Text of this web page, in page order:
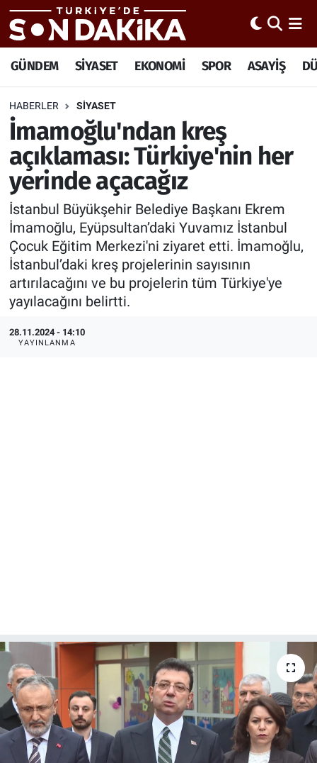
GÜNDEM SİYASET EKONOMİ SPOR ASAYİŞ
HABERLER SİYASET
İmamoğlu'ndan kreş
açıklaması: Türkiye'nin her
yerinde açacağız
İstanbul Büyükşehir Belediye Başkanı Ekrem
İmamoğlu, Eyüpsultan’daki Yuvamız İstanbul
Çocuk Eğitim Merkezi'ni ziyaret etti. İmamoğlu,
İstanbul’daki kreş projelerinin sayısının
artırılacağını ve bu projelerin tüm Türkiye'ye
yayılacağını belirtti.
28.11.2024 - 14:10
YAYINLANMA
Trafik Durumu
Süper Lig Puan Durumu ve Fikstür
Tüm Manşetler
Son Dakika Haberleri
Haber Arşivi